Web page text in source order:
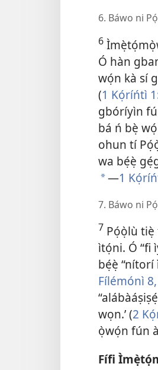
6. Báwo ni
6
Ó hàn
wọ́n kà sí
(1 Kọ́ríńtì
gbóríyìn
bá ń bẹ̀
ohun tí
wa bẹ́ẹ̀
a—1
7. Báwo ni
7 Pọ́ọ̀lù
ìtọ́ni. Ó “fi
bẹ́ẹ̀ “nítorí
Fílémónì
wọn.’ (2
ọ̀wọ́n fún
Fífi